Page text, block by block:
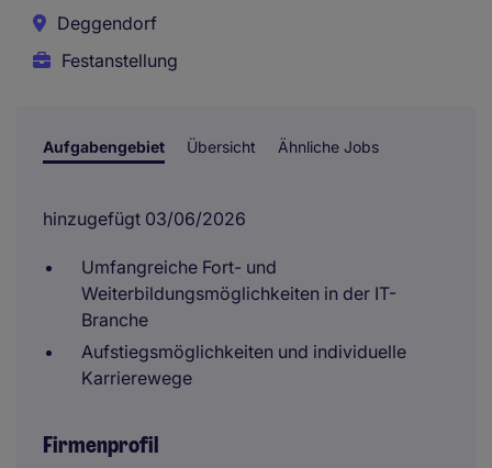
Deggendorf
Festanstellung
Aufgabengebiet Übersicht Ähnliche Jobs
hinzugefügt 03/06/2026
Umfangreiche Fort- und
Weiterbildungsmöglichkeiten in der IT-
Branche
Aufstiegsmöglichkeiten und individuelle
Karrierewege
Firmenprofil